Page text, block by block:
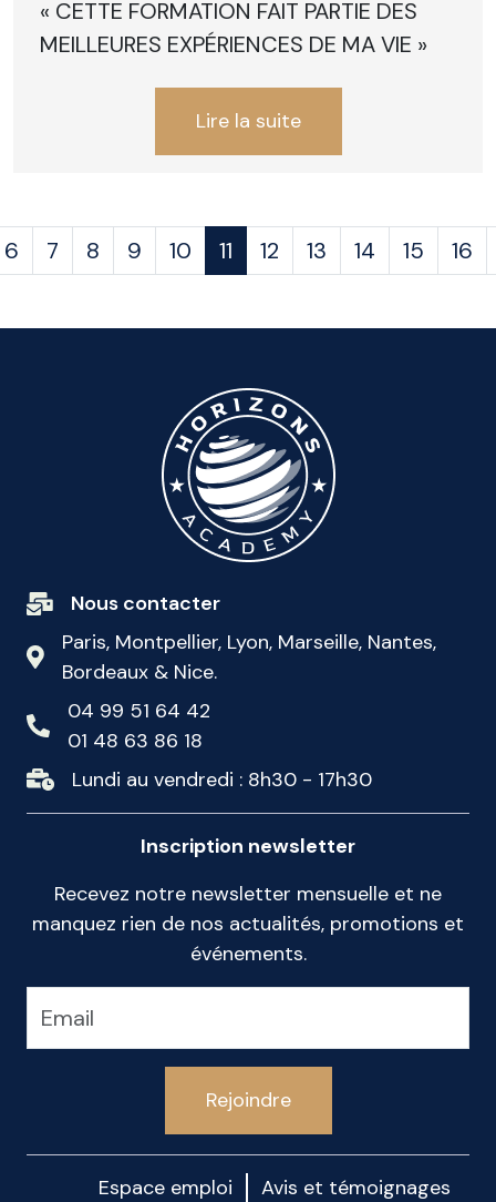
« CETTE FORMATION FAIT PARTIE DES
MEILLEURES EXPÉRIENCES DE MA VIE »
Lire la suite
6 7 8 9 10 11 12 13 14 15 16
Nous contacter
Paris, Montpellier, Lyon, Marseille, Nantes,
Bordeaux & Nice.
04 99 51 64 42
01 48 63 86 18
Lundi au vendredi : 8h30 - 17h30
Inscription newsletter
Recevez notre newsletter mensuelle et ne
manquez rien de nos actualités, promotions et
événements.
Rejoindre
Espace emploi
Avis et témoignages